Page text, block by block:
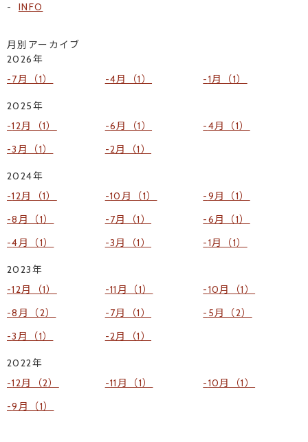
INFO
月別アーカイブ
2026年
7月（1）
4月（1） 1月（1）
2025年
12月（1）
6月（1）
4月（1）
3月（1）
2月（1）
2024年
12月（1）
10月（1）
9月（1）
8月（1）
7月（1）
6月（1）
4月（1）
3月（1） 1月（1）
2023年
12月（1）
11月（1）
10月（1）
8月（2）
7月（1）
5月（2）
3月（1）
2月（1）
2022年
12月（2）
11月（1）
10月（1）
9月（1）